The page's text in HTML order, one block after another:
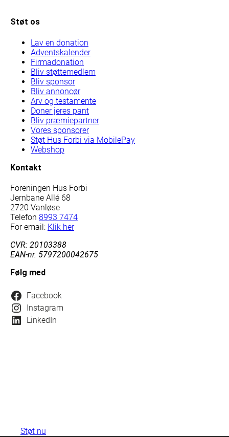
Støt os
Lav en donation
Adventskalender
Firmadonation
Bliv støttemedlem
Bliv sponsor
Bliv annoncør
Arv og testamente
Doner jeres pant
Bliv præmiepartner
Vores sponsorer
Støt Hus Forbi via MobilePay
Webshop
Kontakt
Foreningen Hus Forbi
Jernbane Allé 68
2720 Vanløse
Telefon 8993 7474
For email: Klik her
CVR: 20103388
EAN-nr. 5797200042675
Følg med
Facebook
Instagram
LinkedIn
Støt nu